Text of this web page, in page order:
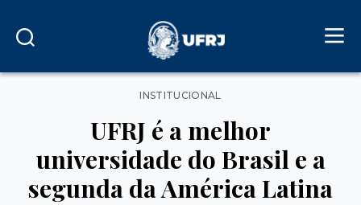
Categorias
INSTITUCIONAL
UFRJ é a melhor
universidade do Brasil e a
segunda da América Latina